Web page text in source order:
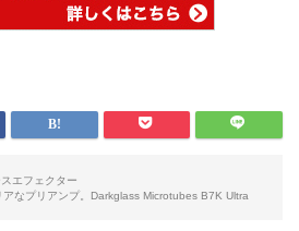
エフェクター
アなプリアンプ。Darkglass Microtubes B7K Ultra